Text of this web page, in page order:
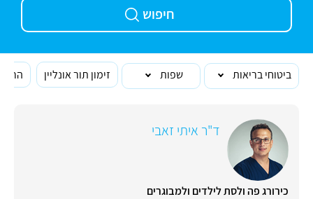
חיפוש
ביטוחי בריאות שפות זימון תור אונליין
ד"ר איתי זאבי
כירורג פה ולסת לילדים ולמבוגרים